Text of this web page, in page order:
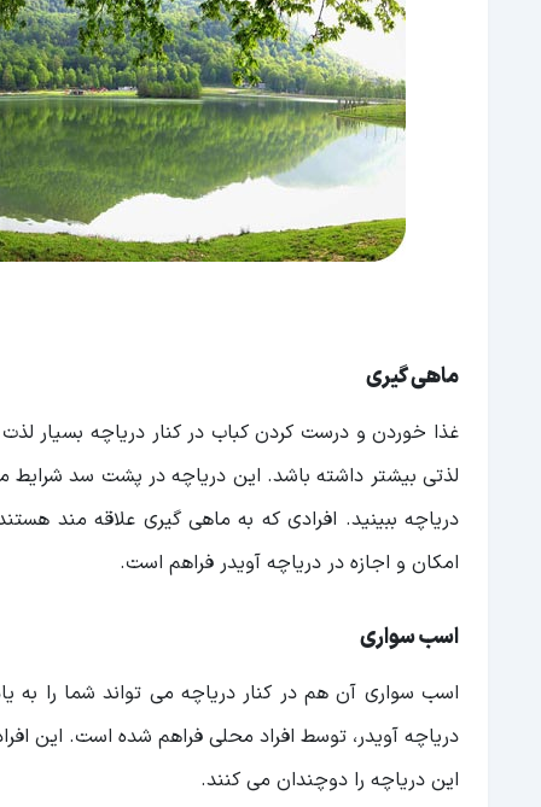
ماهی گیری
غذا خوردن و درست کردن کباب در کنار دریاچه بسیار
لذتی بیشتر داشته باشد. این دریاچه در پشت سد شرایط
دریاچه ببینید. افرادی که به ماهی گیری علاقه مند
امکان و اجازه در دریاچه آویدر فراهم است.
اسب سواری
اسب سواری آن هم در کنار دریاچه می تواند شما را به
دریاچه آویدر، توسط افراد محلی فراهم شده است. این
این دریاچه را دوچندان می کنند.